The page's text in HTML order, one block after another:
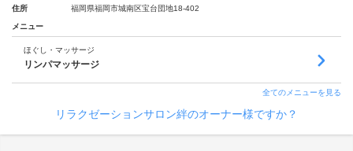
住所 福岡県福岡市城南区宝台団地18-402
メニュー
ほぐし・マッサージ
リンパマッサージ
全てのメニューを見る
リラクゼーションサロン絆のオーナー様ですか？